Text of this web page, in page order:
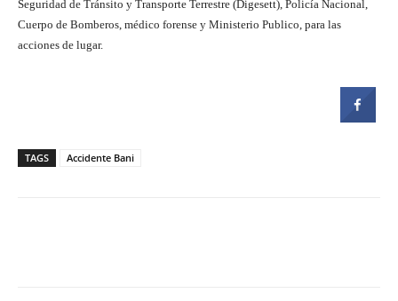
Seguridad de Tránsito y Transporte Terrestre (Digesett), Policía Nacional,
Cuerpo de Bomberos, médico forense y Ministerio Publico, para las
acciones de lugar.
TAGS Accidente Bani